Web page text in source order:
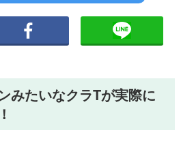
みたいなクラTが実際に